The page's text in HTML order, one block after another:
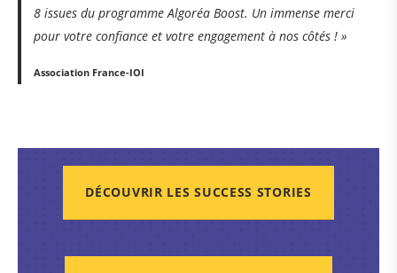
8 issues du programme Algoréa Boost. Un immense merci
pour votre confiance et votre engagement à nos côtés ! »
Association France-IOI
DÉCOUVRIR LES SUCCESS STORIES